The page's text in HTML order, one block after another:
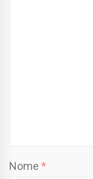
Nome *